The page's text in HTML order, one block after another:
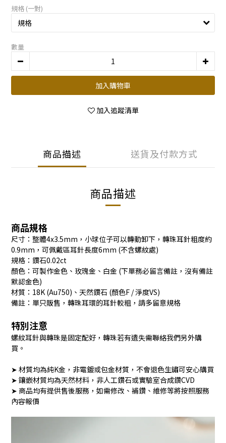
規格 (一對)
數量
加入購物車
加入追蹤清單
商品描述 送貨及付款方式
商品描述
商品規格
尺寸：整體4x3.5mm，小球位子可以轉動卸下，轉珠耳針粗度約
0.9mm，可佩戴區耳針長度6mm (不含螺紋處)
規格：鑽石0.02ct
顏色：可製作金色、玫瑰金、白金 (下單務必留言備註，沒有備註
默認金色)
材質：18K (Au750)、天然鑽石 (顏色F / 淨度VS)
備註：單只販售，轉珠耳環的耳針較粗，請多留意規格
特別注意
螺紋耳針與轉珠是固定配好，轉珠若有遺失需聯絡我們另外購
買。
➤ 材質均為純K金，非電鍍或包金材質，不會退色生鏽可安心購買
➤ 鑲嵌材質均為天然材料，非人工鑽石或實驗室合成鑽CVD
➤ 商品均有提供售後服務，如需修改、補鑽、維修等將按照服務
內容報價